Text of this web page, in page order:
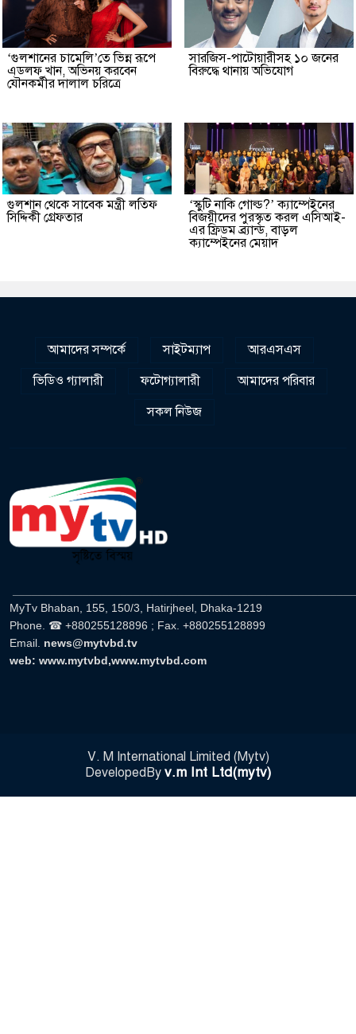
‘গুলশানের চামেলি’তে ভিন্ন রূপে
এডলফ খান, অভিনয় করবেন
যৌনকর্মীর দালাল চরিত্রে
সারজিস-পাটোয়ারীসহ ১০ জনের
বিরুদ্ধে থানায় অভিযোগ
গুলশান থেকে সাবেক মন্ত্রী লতিফ
সিদ্দিকী গ্রেফতার
‘স্কুটি নাকি গোল্ড?’ ক্যাম্পেইনের
বিজয়ীদের পুরস্কৃত করল এসিআই-
এর ফ্রিডম ব্র্যান্ড, বাড়ল
ক্যাম্পেইনের মেয়াদ
আমাদের সম্পর্কে সাইটম্যাপ
আরএসএস
ভিডিও গ্যালারী
ফটোগ্যালারী
আমাদের পরিবার
সকল নিউজ
MyTv Bhaban, 155, 150/3, Hatirjheel, Dhaka-1219
Phone. ☎ +880255128896 ; Fax. +880255128899
Email. news@mytvbd.tv
web: www.mytvbd,www.mytvbd.com
V. M International Limited (Mytv)
DevelopedBy v.m Int Ltd(mytv)